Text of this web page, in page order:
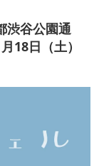
渋谷公園通
18日（土）